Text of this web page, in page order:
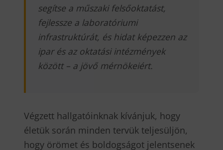
segítse a műszaki felsőoktatást,
fejlessze a laboratóriumi
infrastruktúrát, és hidat képezzen az
ipar és az oktatási intézmények
között – a jövő mérnökeiért.
Végzett hallgatóinknak kívánjuk, hogy
életük során minden tervük teljesüljön,
hogy örömet és boldogságot jelentsenek